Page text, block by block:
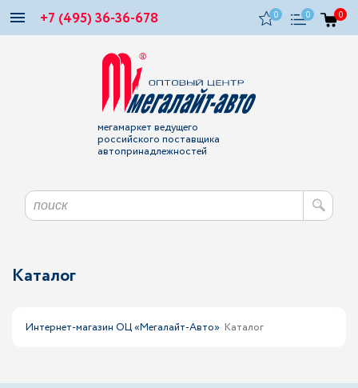
+7 (495) 36-36-678 0 0 0
мегамаркет ведущего
российского поставщика
автопринадлежностей
Каталог
Интернет-магазин ОЦ «Мегалайт-Авто» Каталог